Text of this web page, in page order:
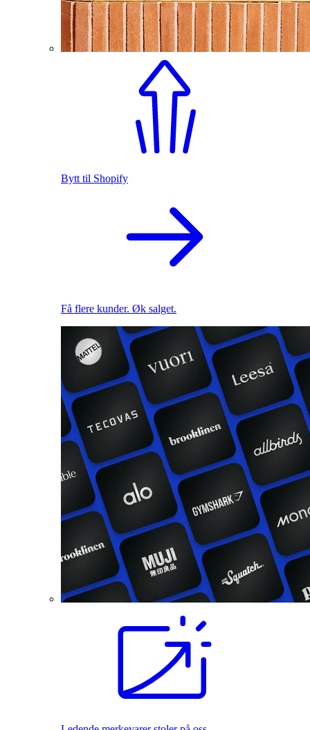
Bytt til Shopify
Få flere kunder. Øk salget.